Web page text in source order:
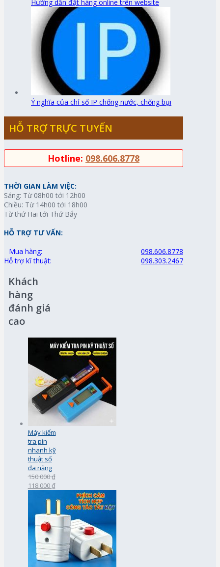
Hướng dẫn đặt hàng online trên website
Ý nghĩa của chỉ số IP chống nước, chống bụi
HỖ TRỢ TRỰC TUYẾN
Hotline: 098.606.8778
THỜI GIAN LÀM VIỆC:
Sáng: Từ 08h00 tới 12h00
Chiều: Từ 14h00 tới 18h00
Từ thứ Hai tới Thứ Bẩy
HỖ TRỢ TƯ VẤN:
Mua hàng:
098.606.8778
Hỗ trợ kĩ thuật:
098.303.2467
Khách
hàng
đánh giá
cao
Máy kiểm
tra pin
nhanh kỹ
thuật số
đa năng
150.000 ₫
118.000 ₫